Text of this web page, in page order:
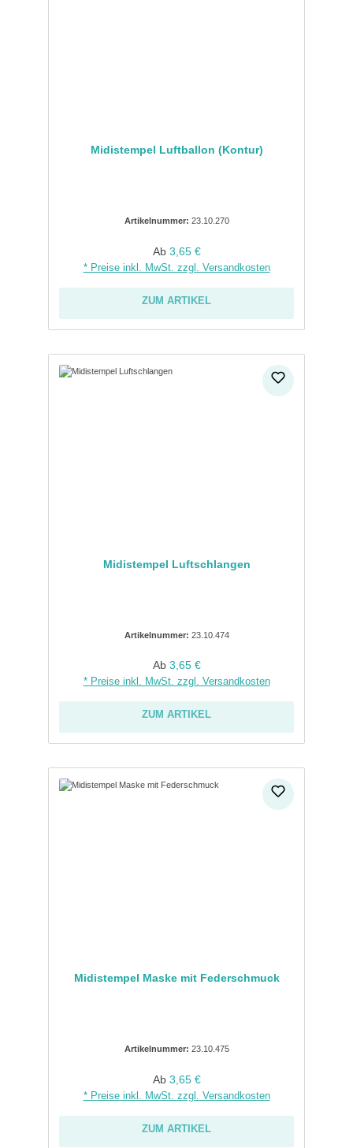
Midistempel Luftballon (Kontur)
Artikelnummer: 23.10.270
Regulärer Preis:
Ab 3,65 €
* Preise inkl. MwSt. zzgl. Versandkosten
ZUM ARTIKEL
Midistempel Luftschlangen
Artikelnummer: 23.10.474
Regulärer Preis:
Ab 3,65 €
* Preise inkl. MwSt. zzgl. Versandkosten
ZUM ARTIKEL
Midistempel Maske mit Federschmuck
Artikelnummer: 23.10.475
Regulärer Preis:
Ab 3,65 €
* Preise inkl. MwSt. zzgl. Versandkosten
ZUM ARTIKEL